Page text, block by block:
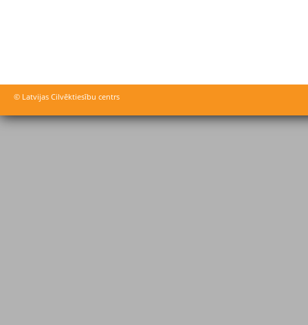
© Latvijas Cilvēktiesību centrs